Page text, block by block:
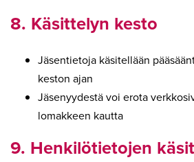
8. Käsittelyn kesto
Jäsentietoja käsitellään
keston ajan
Jäsenyydestä voi erota
lomakkeen kautta
9. Henkilötietojen